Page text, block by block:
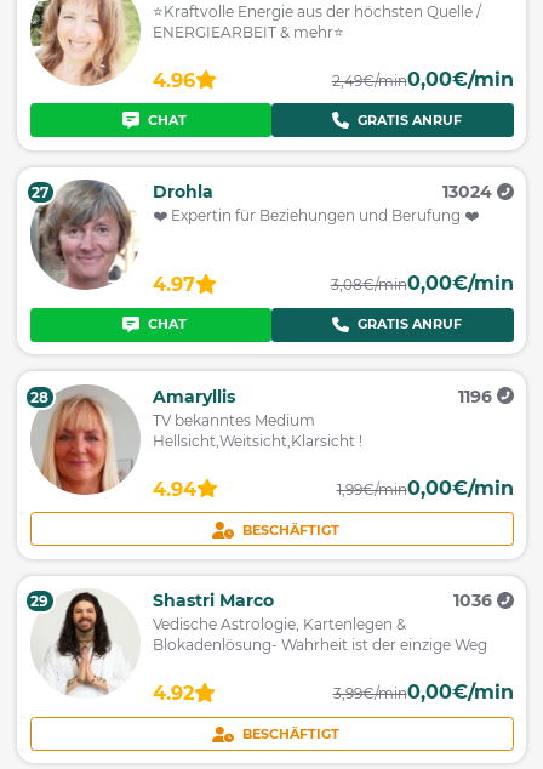
⭐️Kraftvolle Energie aus der höchsten Quelle /
ENERGIEARBEIT & mehr⭐️
4.96 2,49€/min0,00€/min
CHAT GRATIS ANRUF
27 Drohla 13024
❤️ Expertin für Beziehungen und Berufung ❤️
4.97 3,08€/min0,00€/min
CHAT GRATIS ANRUF
28 Amaryllis 1196
TV bekanntes Medium
Hellsicht,Weitsicht,Klarsicht !
4.94 1,99€/min0,00€/min
BESCHÄFTIGT
29 Shastri Marco 1036
Vedische Astrologie, Kartenlegen &
Blokadenlösung- Wahrheit ist der einzige Weg
4.92 3,99€/min0,00€/min
BESCHÄFTIGT